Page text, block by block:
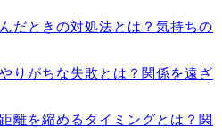
だときの対処法とは？気持ちの
りがちな失敗とは？関係を遠ざ
離を縮めるタイミングとは？関